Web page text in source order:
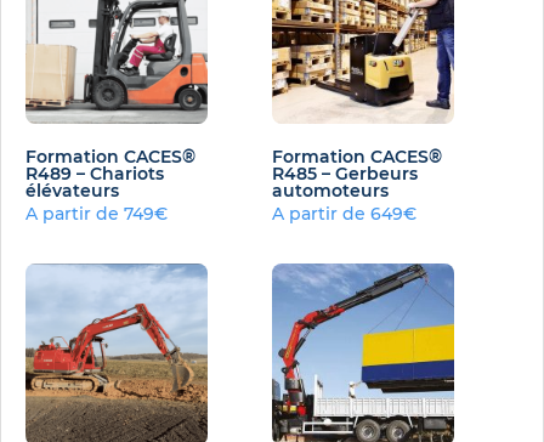
Formation CACES®
R489 – Chariots
élévateurs
A partir de 749€
Formation CACES®
R485 – Gerbeurs
automoteurs
A partir de 649€